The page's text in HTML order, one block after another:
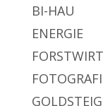
BI-HAU
ENERGIE
GOLDSTEIG